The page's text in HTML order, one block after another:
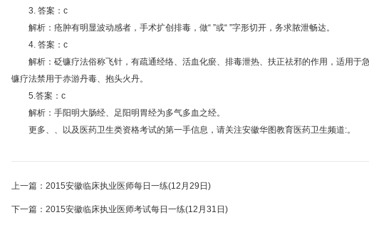
3. 答案：c
解析：疮肿有明显波动感者，手术扩创排毒，做“ ”或“ ”字形切开，务求脓泄畅达。
4. 答案：c
解析：砭镰疗法俗称飞针，有疏通经络、活血化瘀、排毒泄热、扶正祛邪的作用，适用于
镰疗法禁用于赤游丹毒、抱头火丹。
5.答案：c
解析：手阳明大肠经、足阳明胃经为多气多血之经。
更多、、以及医药卫生类资格考试的第一手信息，请关注安徽华图教育医药卫生频道:。
上一篇：2015安徽临床执业医师每日一练(12月29日)
下一篇：2015安徽临床执业医师考试每日一练(12月31日)